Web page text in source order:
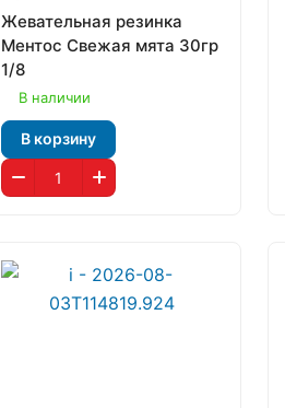
Жевательная резинка
Ментос Свежая мята 30гр
1/8
В наличии
В корзину